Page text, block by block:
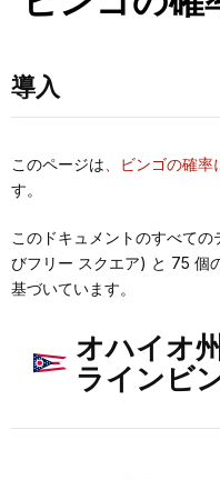
導入
このページは 、ビンゴの確
す。
このドキュメントのすべて
びフリー スクエア) と 75 個
基づいています。
オハイオ
ラインビ